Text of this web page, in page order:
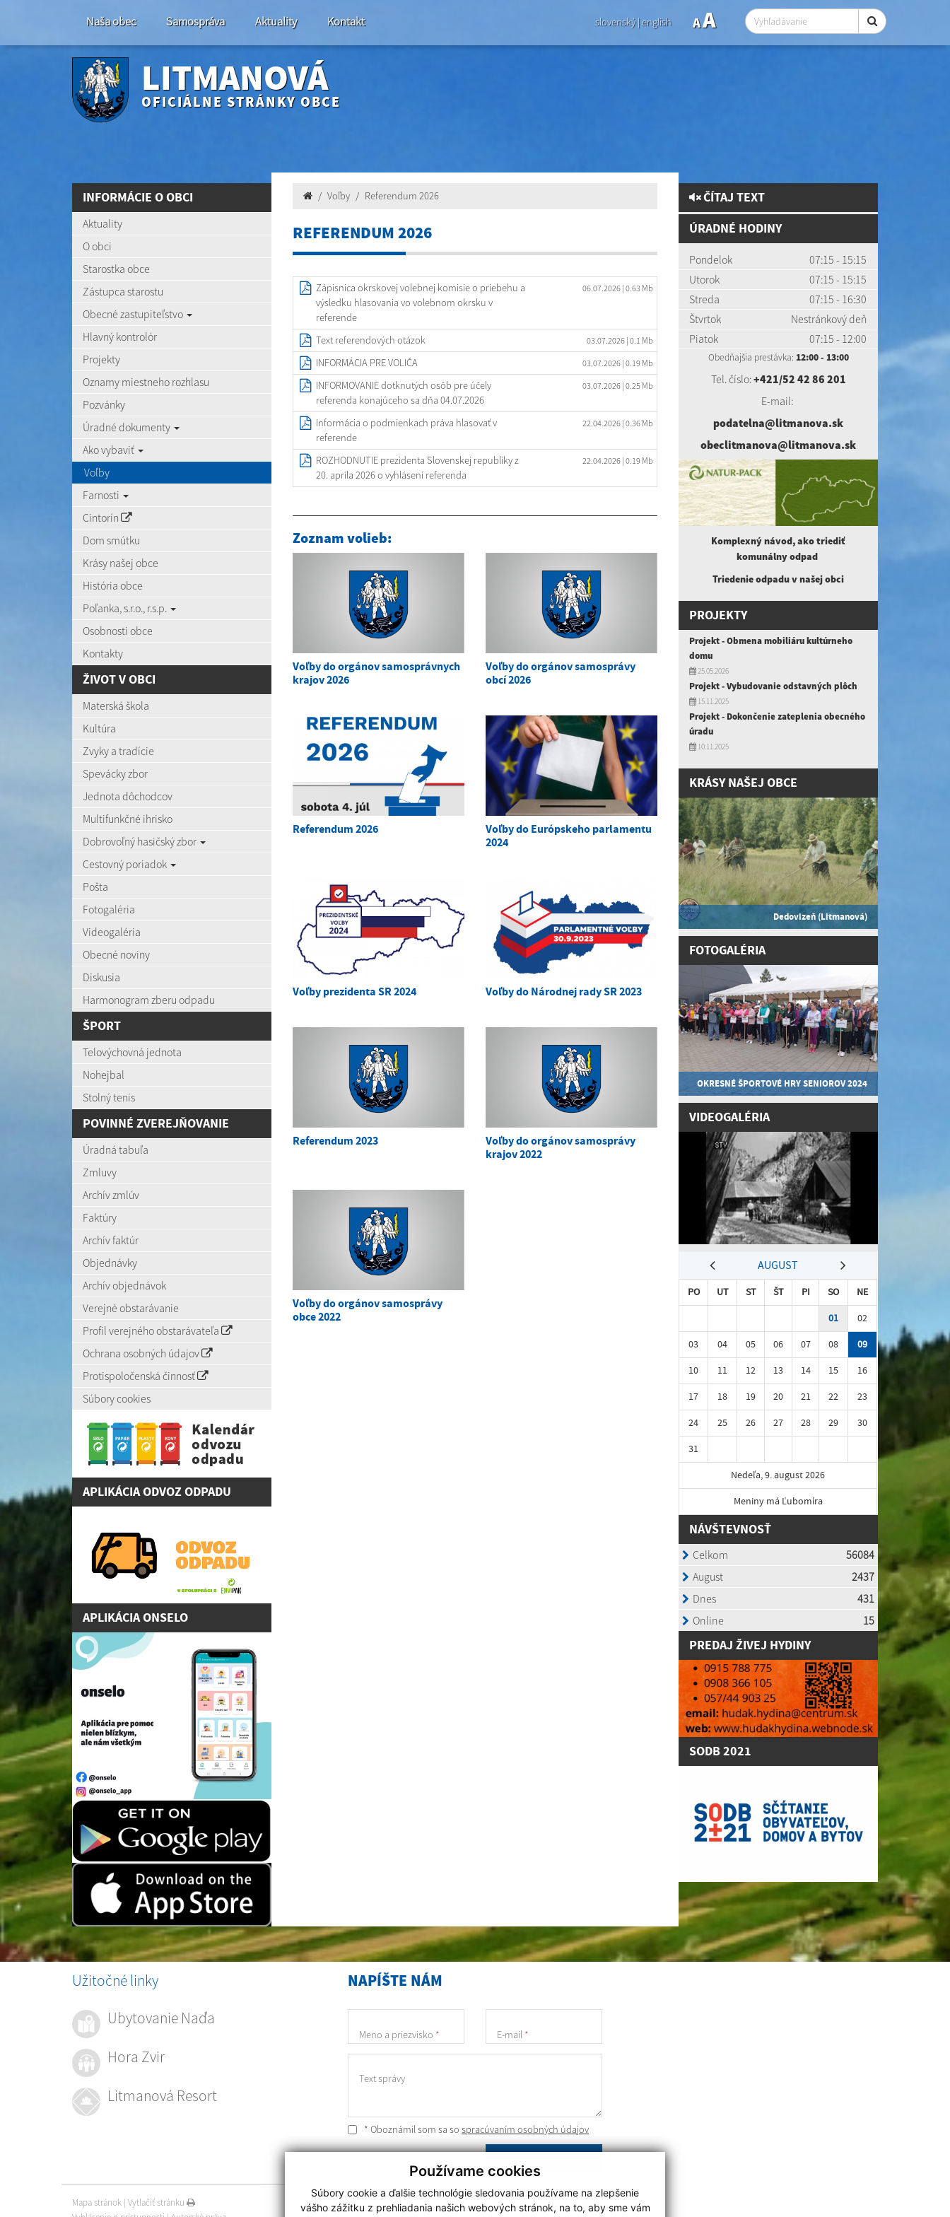
Používame cookies
Súbory cookie a ďalšie technológie sledovania používame na zlepšenie
vášho zážitku z prehliadania našich webových stránok, na to, aby sme vám
Naša obec Samospráva Aktuality Kontakt slovenský|english AA
LITMANOVÁ
OFICIÁLNE STRÁNKY OBCE
INFORMÁCIE O OBCI
Aktuality
O obci
Starostka obce
Zástupca starostu
Obecné zastupiteľstvo
Hlavný kontrolór
Projekty
Oznamy miestneho rozhlasu
Pozvánky
Úradné dokumenty
Ako vybaviť
Voľby
Farnosti
Cintorín
Dom smútku
Krásy našej obce
História obce
Poľanka, s.r.o., r.s.p.
Osobnosti obce
Kontakty
ŽIVOT V OBCI
Materská škola
Kultúra
Zvyky a tradície
Spevácky zbor
Jednota dôchodcov
Multifunkčné ihrisko
Dobrovoľný hasičský zbor
Cestovný poriadok
Pošta
Fotogaléria
Videogaléria
Obecné noviny
Diskusia
Harmonogram zberu odpadu
ŠPORT
Telovýchovná jednota
Nohejbal
Stolný tenis
POVINNÉ ZVEREJŇOVANIE
Úradná tabuľa
Zmluvy
Archív zmlúv
Faktúry
Archív faktúr
Objednávky
Archív objednávok
Verejné obstarávanie
Profil verejného obstarávateľa
Ochrana osobných údajov
Protispoločenská činnosť
Súbory cookies
APLIKÁCIA ODVOZ ODPADU
APLIKÁCIA ONSELO
Voľby Referendum 2026
REFERENDUM 2026
Zápisnica okrskovej volebnej komisie o priebehu a
výsledku hlasovania vo volebnom okrsku v
referende
06.07.2026 | 0.63 Mb
Text referendových otázok 03.07.2026 | 0.1 Mb
INFORMÁCIA PRE VOLIČA 03.07.2026 | 0.19 Mb
INFORMOVANIE dotknutých osôb pre účely
referenda konajúceho sa dňa 04.07.2026
03.07.2026 | 0.25 Mb
Informácia o podmienkach práva hlasovať v
referende
22.04.2026 | 0.36 Mb
ROZHODNUTIE prezidenta Slovenskej republiky z
20. apríla 2026 o vyhlásení referenda
22.04.2026 | 0.19 Mb
Zoznam volieb:
Voľby do orgánov samosprávnych
krajov 2026
Voľby do orgánov samosprávy
obcí 2026
Referendum 2026
Voľby do Európskeho parlamentu
2024
Voľby prezidenta SR 2024 Voľby do Národnej rady SR 2023
Referendum 2023
Voľby do orgánov samosprávy
krajov 2022
Voľby do orgánov samosprávy
obce 2022
ČÍTAJ TEXT
ÚRADNÉ HODINY
Pondelok
07:15 - 15:15
Utorok
07:15 - 15:15
Streda
07:15 - 16:30
Štvrtok
Nestránkový deň
Piatok
07:15 - 12:00
Obedňajšia prestávka: 12:00 - 13:00
Tel. číslo:+421/52 42 86 201
E-mail:
podatelna@litmanova.sk
obeclitmanova@litmanova.sk
Komplexný návod, ako triediť
komunálnyodpad
Triedenie odpadu v našej obci
PROJEKTY
Projekt - Obmena mobiliáru kultúrneho
domu
25.05.2026
Projekt - Vybudovanie odstavných plôch
15.11.2025
Projekt - Dokončenie zateplenia obecného
úradu
10.11.2025
KRÁSY NAŠEJ OBCE
Dedovizeň (Litmanová)
FOTOGALÉRIA
OKRESNÉ ŠPORTOVÉ HRY SENIOROV 2024
VIDEOGALÉRIA
AUGUST
PO UT ST ŠT PI SO
NE
01
02
03
04 05 06 07 08
09
10
11 12 13 14 15
16
17
18 19 20 21 22
23
24
25 26 27 28 29
30
31
Nedeľa, 9. august 2026
Meniny má Ľubomíra
NÁVŠTEVNOSŤ
PREDAJ ŽIVEJ HYDINY
SODB 2021
NAPÍŠTE NÁM
Meno a priezvisko * E-mail *
Text správy
* Oboznámil som sa so spracúvaním osobných údajov
Užitočné linky
Ubytovanie Naďa
Hora Zvir
Litmanová Resort
Posledná aktualizácia:
24.07.2026
Mapa stránok | Vytlačiť stránku